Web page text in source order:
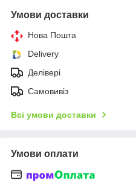
Умови доставки
Нова Пошта
Delivery
Делівері
Самовивіз
Всі умови доставки
Умови оплати